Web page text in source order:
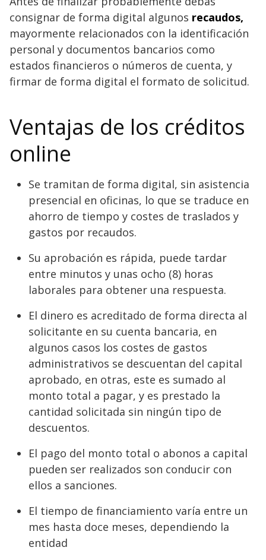
consignar de forma digital algunos recaudos,
mayormente relacionados con la identificación
personal y documentos bancarios como
estados financieros o números de cuenta, y
firmar de forma digital el formato de solicitud.
Ventajas de los créditos
online
Se tramitan de forma digital, sin asistencia
presencial en oficinas, lo que se traduce en
ahorro de tiempo y costes de traslados y
gastos por recaudos.
Su aprobación es rápida, puede tardar
entre minutos y unas ocho (8) horas
laborales para obtener una respuesta.
El dinero es acreditado de forma directa al
solicitante en su cuenta bancaria, en
algunos casos los costes de gastos
administrativos se descuentan del capital
aprobado, en otras, este es sumado al
monto total a pagar, y es prestado la
cantidad solicitada sin ningún tipo de
descuentos.
El pago del monto total o abonos a capital
pueden ser realizados son conducir con
ellos a sanciones.
El tiempo de financiamiento varía entre un
mes hasta doce meses, dependiendo la
entidad